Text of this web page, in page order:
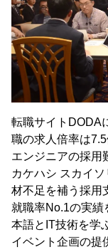
転職サイトDODA
職の求人倍率は
エンジニアの採用
カケハシ スカイ
材不足を補う採用
就職率No.1の実績
本語とIT技術を学
イベント企画の提